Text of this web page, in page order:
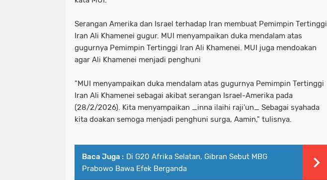
Serangan Amerika dan Israel terhadap Iran membuat Pemimpin Tertinggi
Iran Ali Khamenei gugur. MUI menyampaikan duka mendalam atas
gugurnya Pemimpin Tertinggi Iran Ali Khamenei. MUI juga mendoakan
agar Ali Khamenei menjadi penghuni
"MUI menyampaikan duka mendalam atas gugurnya Pemimpin Tertinggi
Iran Ali Khamenei sebagai akibat serangan Israel-Amerika pada
(28/2/2026). Kita menyampaikan _inna ilaihi raji'un_ Sebagai syahada
kita doakan semoga menjadi penghuni surga, Aamin," tulisnya.
Baca Juga : Di G20 Afrika Selatan, Gibran Sebut MBG
Prabowo Bawa Efek Berganda